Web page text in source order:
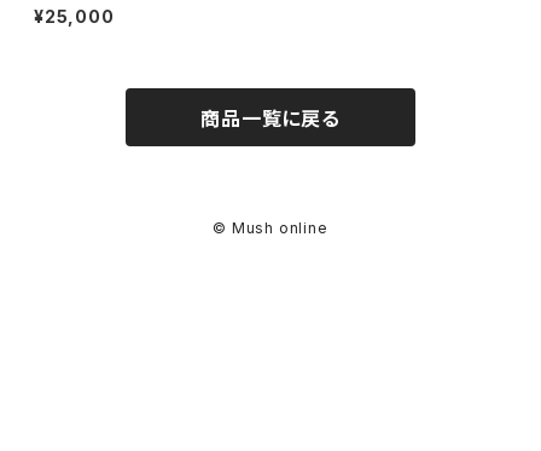
¥25,000
商品一覧に戻る
© Mush online